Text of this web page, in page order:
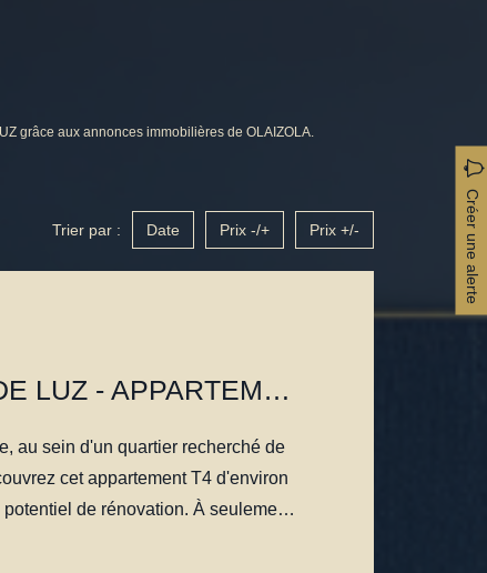
grâce aux annonces immobilières de OLAIZOLA.
Créer une alerte
Trier par : Date Prix -/+ Prix +/-
SAINT JEAN DE LUZ - APPARTEMENT T4 AVEC JARDIN PRIVATIF - À RÉNOVER
au sein d'un quartier recherché de
cet appartement T4 d'environ
potentiel de rénovation. À seulement
centre-ville, de la Grande Plage,